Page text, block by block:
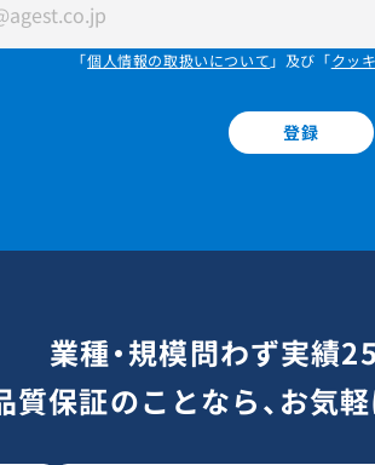
「個人情報の取扱いについて 」及び「クッ
登録
業種・規模問わず実績
質保証のことなら、お気